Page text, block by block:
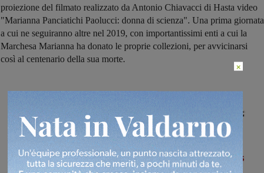
proiezione del filmato realizzato da Antonio Chiavacci di Hasta video
"Marianna Panciatichi Paolucci: donna di scienza". Una prima giornata
a cui ne seguiranno altre nel 2019, con importantissimi enti a cui la
Marchesa Marianna ha donato le proprie collezioni, per avvicinarsi
così al centenario della sua morte.
×